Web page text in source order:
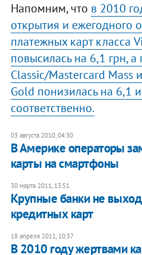
Напомним, что в 2010
открытия и ежегодного
платежных карт класса
повысилась на 6,1 грн,
Classic/Mastercard Mass
Gold понизилась на 6,1
соответственно.
03 августа 2010, 04:30
В Америке операторы
карты на смартфоны
30 марта 2011, 13:51
Крупные банки не
кредитных карт
18 апреля 2011, 10:37
В 2010 году жертвами